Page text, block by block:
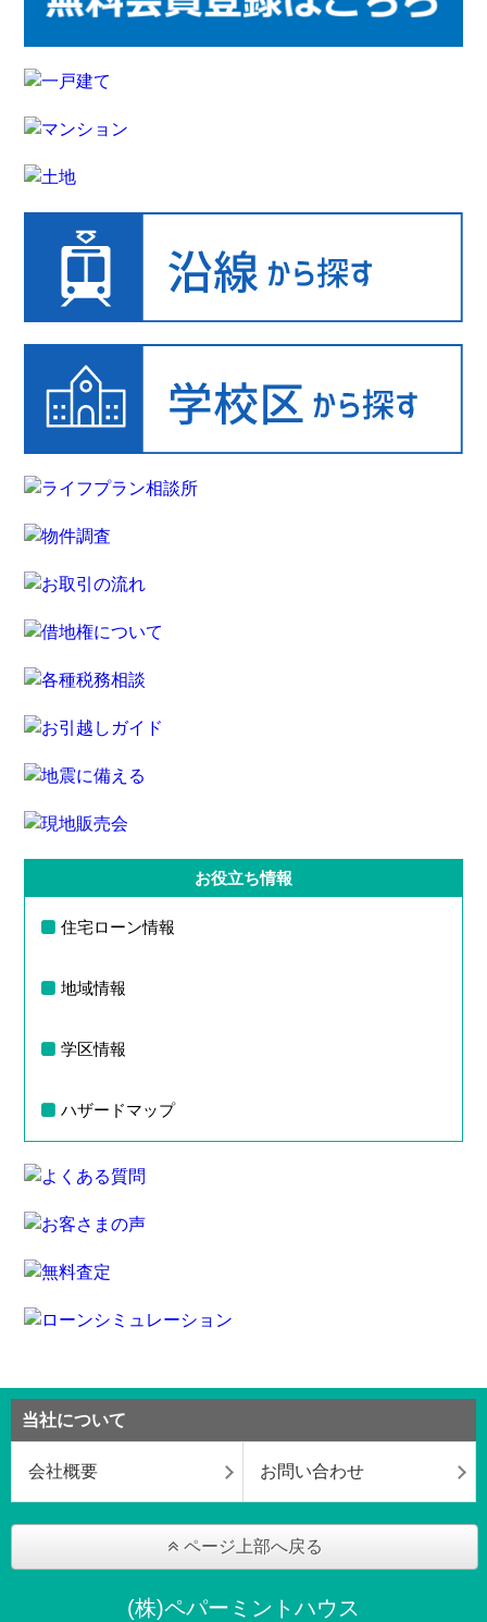
お役立ち情報
住宅ローン情報
地域情報
学区情報
ハザードマップ
当社について
会社概要 お問い合わせ
ページ上部へ戻る
(株)ペパーミントハウス